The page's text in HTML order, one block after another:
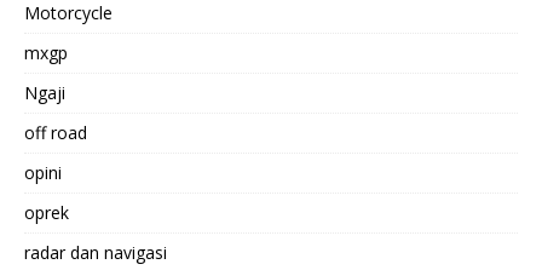
Motorcycle
mxgp
Ngaji
off road
opini
oprek
radar dan navigasi